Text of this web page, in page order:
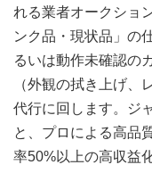
れる業者オークショ
ンク品・現状品」の
るいは動作未確認の
（外観の拭き上げ、
代行に回します。ジ
と、プロによる高品
率50%以上の高収益